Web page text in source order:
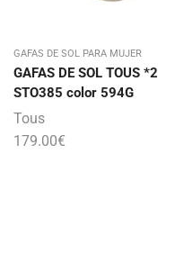
GAFAS DE SOL PARA MUJER
GAFAS DE SOL TOUS *2
STO385 color 594G
Tous
179.00€